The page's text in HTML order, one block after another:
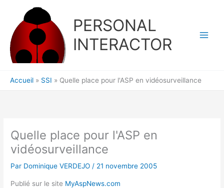
contenu
PERSONAL
INTERACTOR
Accueil SSI Quelle place pour l'ASP en vidéosurveillance
Quelle place pour l'ASP en
vidéosurveillance
Par Dominique VERDEJO / 21 novembre 2005
Publié sur le site MyAspNews.com